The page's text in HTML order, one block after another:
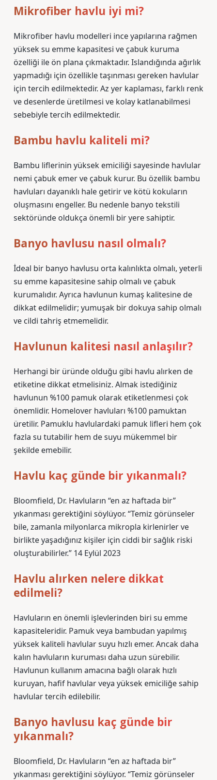
Mikrofiber havlu iyi mi?
Mikrofiber havlu modelleri ince yapılarına rağmen
yüksek su emme kapasitesi ve çabuk kuruma
özelliği ile ön plana çıkmaktadır. Islandığında ağırlık
yapmadığı için özellikle taşınması gereken havlular
için tercih edilmektedir. Az yer kaplaması, farklı renk
ve desenlerde üretilmesi ve kolay katlanabilmesi
sebebiyle tercih edilmektedir.
Bambu havlu kaliteli mi?
Bambu liflerinin yüksek emiciliği sayesinde havlular
nemi çabuk emer ve çabuk kurur. Bu özellik bambu
havluları dayanıklı hale getirir ve kötü kokuların
oluşmasını engeller. Bu nedenle banyo tekstili
sektöründe oldukça önemli bir yere sahiptir.
Banyo havlusu nasıl olmalı?
İdeal bir banyo havlusu orta kalınlıkta olmalı, yeterli
su emme kapasitesine sahip olmalı ve çabuk
kurumalıdır. Ayrıca havlunun kumaş kalitesine de
dikkat edilmelidir; yumuşak bir dokuya sahip olmalı
ve cildi tahriş etmemelidir.
Havlunun kalitesi nasıl anlaşılır?
Herhangi bir üründe olduğu gibi havlu alırken de
etiketine dikkat etmelisiniz. Almak istediğiniz
havlunun %100 pamuk olarak etiketlenmesi çok
önemlidir. Homelover havluları %100 pamuktan
üretilir. Pamuklu havlulardaki pamuk lifleri hem çok
fazla su tutabilir hem de suyu mükemmel bir
şekilde emebilir.
Havlu kaç günde bir yıkanmalı?
Bloomfield, Dr. Havluların “en az haftada bir”
yıkanması gerektiğini söylüyor. “Temiz görünseler
bile, zamanla milyonlarca mikropla kirlenirler ve
birlikte yaşadığınız kişiler için ciddi bir sağlık riski
oluşturabilirler.” 14 Eylül 2023
Havlu alırken nelere dikkat
edilmeli?
Havluların en önemli işlevlerinden biri su emme
kapasiteleridir. Pamuk veya bambudan yapılmış
yüksek kaliteli havlular suyu hızlı emer. Ancak daha
kalın havluların kuruması daha uzun sürebilir.
Havlunun kullanım amacına bağlı olarak hızlı
kuruyan, hafif havlular veya yüksek emiciliğe sahip
havlular tercih edilebilir.
Banyo havlusu kaç günde bir
yıkanmalı?
Bloomfield, Dr. Havluların “en az haftada bir”
yıkanması gerektiğini söylüyor. “Temiz görünseler